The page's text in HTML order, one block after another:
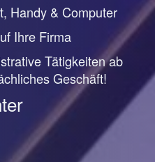
Handy & Computer
Ihre Firma
Tätigkeiten ab
Geschäft!